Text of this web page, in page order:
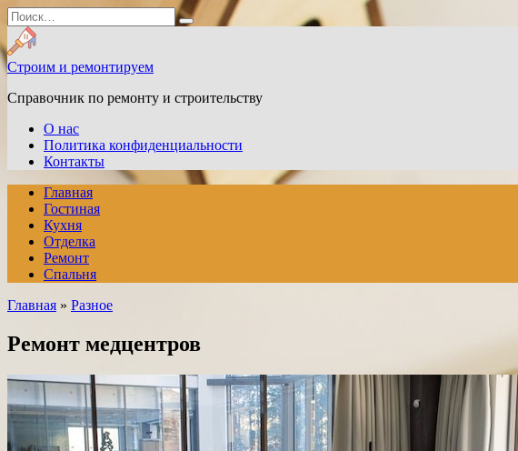
Перейти
к
содержанию
Search
for:
Строим и ремонтируем
Справочник по ремонту и строительству
О нас
Политика конфиденциальности
Контакты
Главная
Гостиная
Кухня
Отделка
Ремонт
Спальня
Главная » Разное
Ремонт медцентров